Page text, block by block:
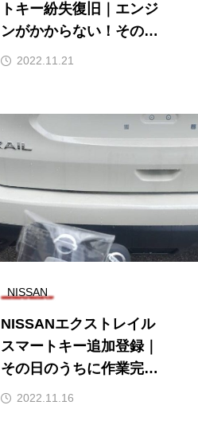
トキー紛失復旧｜エンジ
ンがかからない！その日
のうちに解決【石川県全
2022.11.21
NISSAN
NISSANエクストレイル
スマートキー追加登録｜
その日のうちに作業完
了！石川県全域へ明朗会
2022.11.16